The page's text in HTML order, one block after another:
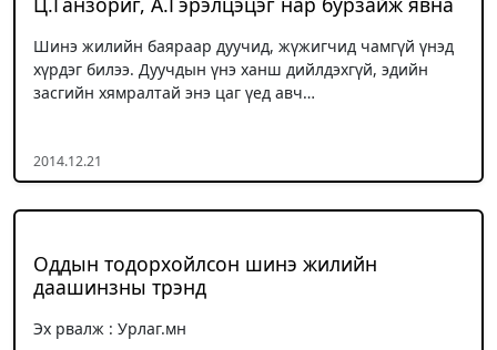
Шинэ жилийн баяраар дуучид, жүжигчид чамгүй үнэд
хүрдэг билээ. Дуучдын үнэ ханш дийлдэхгүй, эдийн
засгийн хямралтай энэ цаг үед авч…
2014.12.21
Оддын тодорхойлсон шинэ жилийн
даашинзны трэнд
Эх рвалж : Урлаг.мн